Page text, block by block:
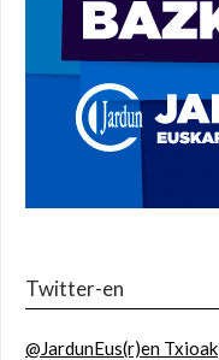
Twitter-en
@JardunEus(r)en Txioak